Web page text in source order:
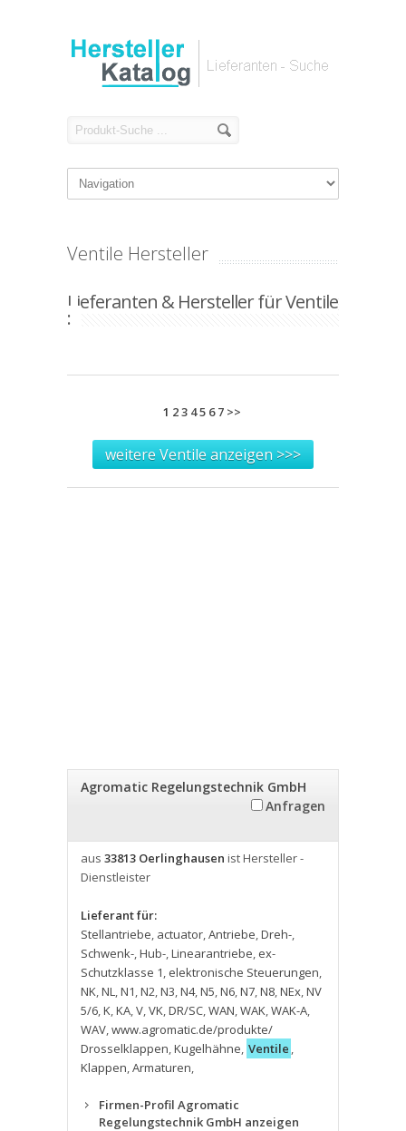
Ventile Hersteller
Lieferanten & Hersteller für Ventile
:
1 23 45 6 7 >>
weitere Ventile anzeigen >>>
Agromatic Regelungstechnik GmbH
Anfragen
aus 33813 Oerlinghausen ist Hersteller -
Dienstleister
Lieferant für:
Stellantriebe, actuator,Antriebe,Dreh-,
Schwenk-,Hub-,Linearantriebe, ex-
Schutzklasse 1, elektronische Steuerungen,
NK,NL,N1,N2,N3,N4,N5,N6,N7,N8,NEx,NV
5/6,K,KA,V,VK,DR/SC,WAN,WAK,WAK-A,
WAV,www.agromatic.de/produkte/
Drosselklappen,Kugelhähne, Ventile ,
Klappen,Armaturen,
Firmen-Profil Agromatic
Regelungstechnik GmbH anzeigen